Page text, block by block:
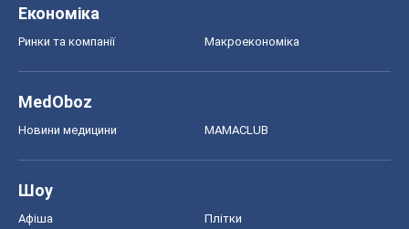
Економіка
Ринки та компанії Макроекономіка
MedOboz
Новини медицини MAMACLUB
Шоу
Афіша Плітки